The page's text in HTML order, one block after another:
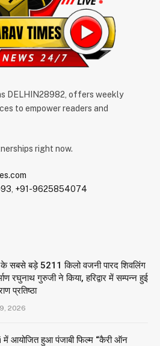
DELHIN28982, offers weekly
to empower readers and
right now.
+91-9625854074
के सबसे बड़े 5211 किलो वजनी पारद शिवलिंग
रघुनाथ गुरुजी ने किया, हरिद्वार में सम्पन्न हुई
प्रतिष्ठा
2026
आयोजित हुआ पंजाबी फिल्म “कैरी ऑन